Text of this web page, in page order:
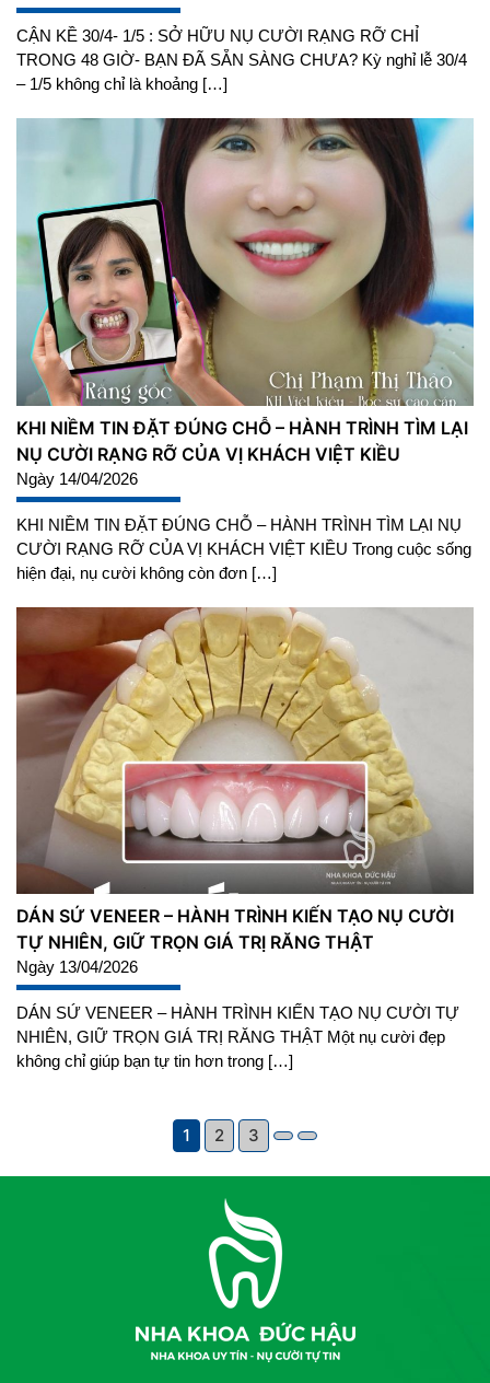
CẬN KỀ 30/4- 1/5 : SỞ HỮU NỤ CƯỜI RẠNG RỠ CHỈ
TRONG 48 GIỜ- BẠN ĐÃ SẴN SÀNG CHƯA? Kỳ nghỉ lễ 30/4
– 1/5 không chỉ là khoảng […]
KHI NIỀM TIN ĐẶT ĐÚNG CHỖ – HÀNH TRÌNH TÌM LẠI
NỤ CƯỜI RẠNG RỠ CỦA VỊ KHÁCH VIỆT KIỀU
Ngày 14/04/2026
KHI NIỀM TIN ĐẶT ĐÚNG CHỖ – HÀNH TRÌNH TÌM LẠI NỤ
CƯỜI RẠNG RỠ CỦA VỊ KHÁCH VIỆT KIỀU Trong cuộc sống
hiện đại, nụ cười không còn đơn […]
DÁN SỨ VENEER – HÀNH TRÌNH KIẾN TẠO NỤ CƯỜI
TỰ NHIÊN, GIỮ TRỌN GIÁ TRỊ RĂNG THẬT
Ngày 13/04/2026
DÁN SỨ VENEER – HÀNH TRÌNH KIẾN TẠO NỤ CƯỜI TỰ
NHIÊN, GIỮ TRỌN GIÁ TRỊ RĂNG THẬT Một nụ cười đẹp
không chỉ giúp bạn tự tin hơn trong […]
1 2 3